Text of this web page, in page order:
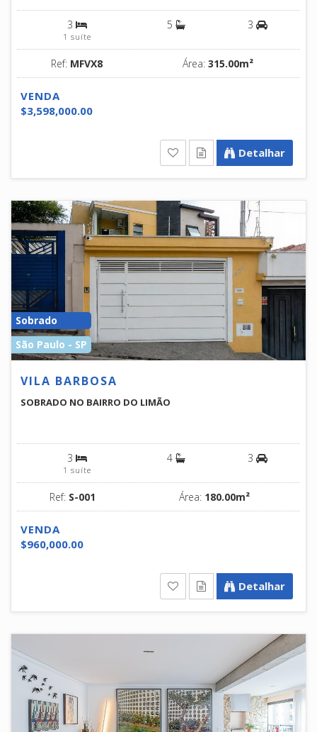
3
1 suíte
5 3
Ref: MFVX8 Área: 315.00m²
VENDA
$3,598,000.00
Detalhar
Sobrado
São Paulo - SP
VILA BARBOSA
SOBRADO NO BAIRRO DO LIMÃO
3
1 suíte
4 3
Ref: S-001 Área: 180.00m²
VENDA
$960,000.00
Detalhar